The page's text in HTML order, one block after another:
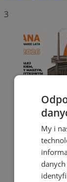
3
My i